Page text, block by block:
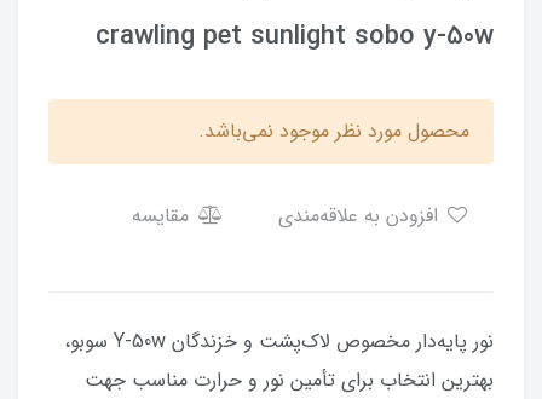
crawling pet sunlight sobo y-50w
محصول مورد نظر موجود نمی‌باشد.
مقایسه
نور پایه‌دار مخصوص لاک‌پشت و خزندگان Y-50w سوبو،
بهترین انتخاب برای تأمین نور و حرارت مناسب جهت